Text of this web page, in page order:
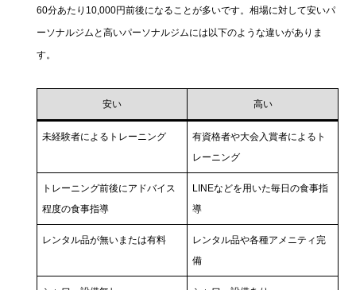
60分あたり10,000円前後になることが多いです。相場に対して安いパ
ーソナルジムと高いパーソナルジムには以下のような違いがありま
す。
安い 高い
未経験者によるトレーニング
有資格者や大会入賞者によるト
レーニング
トレーニング前後にアドバイス
程度の食事指導
LINEなどを用いた毎日の食事指
導
レンタル品が無いまたは有料
レンタル品や各種アメニティ完
備